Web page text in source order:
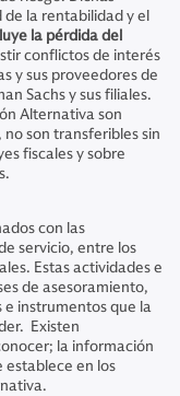
la rentabilidad y el
la pérdida del
conflictos de interés
y sus proveedores de
Sachs y sus filiales.
Alternativa son
son transferibles sin
fiscales y sobre
con las
servicio, entre los
Estas actividades e
de asesoramiento,
instrumentos que la
Existen
la información
establece en los